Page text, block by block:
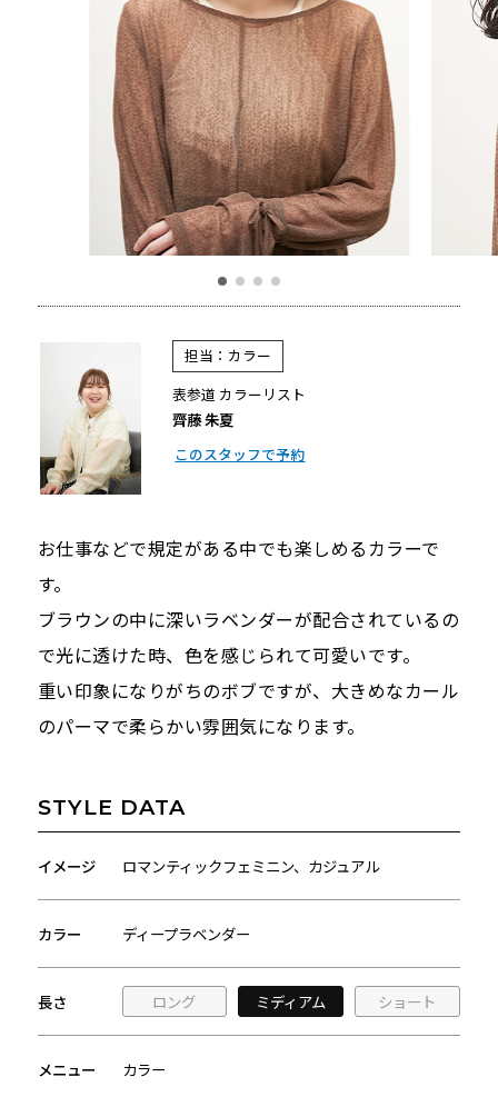
担当：カラー
表参道 カラーリスト
齊藤 朱夏
このスタッフで予約
お仕事などで規定がある中でも楽しめるカラーで
す。
ブラウンの中に深いラベンダーが配合されているの
で光に透けた時、色を感じられて可愛いです。
重い印象になりがちのボブですが、大きめなカール
のパーマで柔らかい雰囲気になります。
STYLE DATA
イメージ ロマンティックフェミニン、カジュアル
カラー ディープラベンダー
長さ ロング ミディアム ショート
メニュー カラー